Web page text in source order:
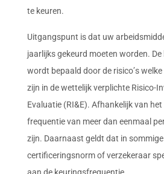
te keuren.
Uitgangspunt is dat uw
jaarlijks gekeurd moeten worden.
wordt bepaald door de risico’s
zijn in de wettelijk verplichte Risico-
Evaluatie (RI&E). Afhankelijk van het
frequentie van meer dan eenmaal
zijn. Daarnaast geldt dat in
certificeringsnorm of verzekeraar